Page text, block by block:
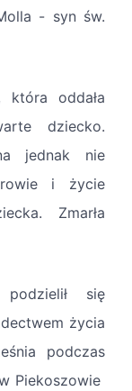
- syn św.
która oddała
dziecko.
jednak nie
i życie
Zmarła
się
życia
podczas
Piekoszowie